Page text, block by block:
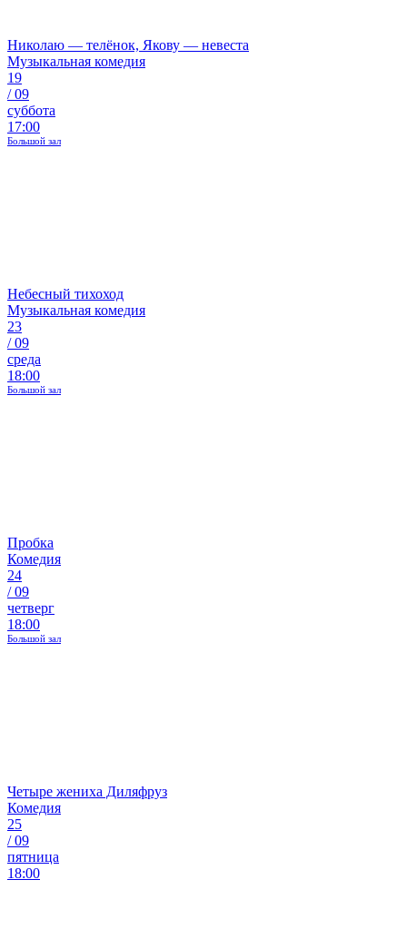
Николаю — телёнок, Якову — невеста
Музыкальная комедия
19
/09
суббота
17:00
Большой зал
Небесный тихоход
Музыкальная комедия
23
/09
среда
18:00
Большой зал
Пробка
Комедия
24
/09
четверг
18:00
Большой зал
Четыре жениха Диляфруз
Комедия
25
/09
пятница
18:00